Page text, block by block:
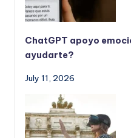
ChatGPT apoyo
ayudarte?
July 11, 2026